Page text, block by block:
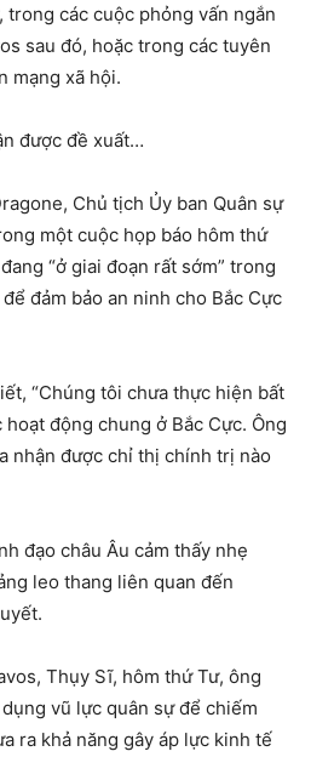
các cuộc phỏng vấn ngắn
sau đó, hoặc trong các tuyên
mạng xã hội.
được đề xuất…
Chủ tịch Ủy ban Quân sự
một cuộc họp báo hôm thứ
“ở giai đoạn rất sớm” trong
đảm bảo an ninh cho Bắc Cực
“Chúng tôi chưa thực hiện bất
hoạt động chung ở Bắc Cực. Ông
nhận được chỉ thị chính trị nào
đạo châu Âu cảm thấy nhẹ
leo thang liên quan đến
Thụy Sĩ, hôm thứ Tư, ông
vũ lực quân sự để chiếm
ra khả năng gây áp lực kinh tế